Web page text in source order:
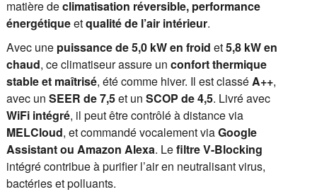
matière declimatisation réversible, performance
énergétiqueetqualité de l’air intérieur.
Avec une puissance de 5,0 kW en froid et5,8 kW en
chaud, ce climatiseur assure un confort thermique
stable et maîtrisé, été comme hiver. Il est classéA++,
avec un SEER de 7,5et un SCOP de 4,5. Livré avec
WiFi intégré, il peut être contrôlé à distance via
MELCloud, et commandé vocalement viaGoogle
Assistant ou Amazon Alexa. Lefiltre V-Blocking
intégré contribue à purifier l’air en neutralisant virus,
bactéries et polluants.